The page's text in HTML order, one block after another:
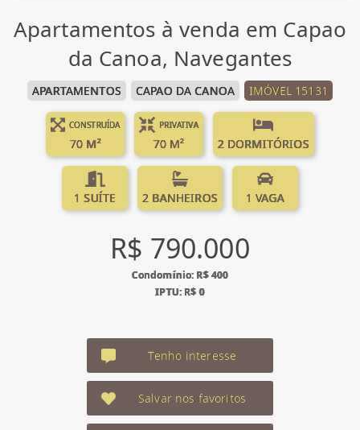
Apartamentos à venda em Capao
da Canoa, Navegantes
APARTAMENTOS CAPAO DA CANOA IMÓVEL 15131
CONSTRUÍDA
70 M²
PRIVATIVA
70 M² 2 DORMITÓRIOS
1 SUÍTE 2 BANHEIROS 1 VAGA
R$ 790.000
Condomínio: R$ 400
IPTU: R$ 0
Tenho interesse
Salvar nos favoritos